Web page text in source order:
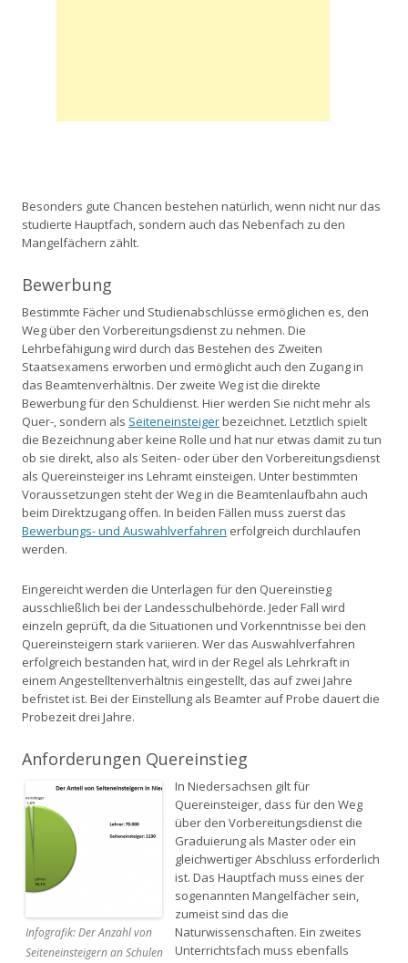
Besonders gute Chancen bestehen natürlich, wenn nicht nur das
studierte Hauptfach, sondern auch das Nebenfach zu den
Mangelfächern zählt.
Bewerbung
Bestimmte Fächer und Studienabschlüsse ermöglichen es, den
Weg über den Vorbereitungsdienst zu nehmen. Die
Lehrbefähigung wird durch das Bestehen des Zweiten
Staatsexamens erworben und ermöglicht auch den Zugang in
das Beamtenverhältnis. Der zweite Weg ist die direkte
Bewerbung für den Schuldienst. Hier werden Sie nicht mehr als
Quer-, sondern als Seiteneinsteigerbezeichnet. Letztlich spielt
die Bezeichnung aber keine Rolle und hat nur etwas damit zu tun
ob sie direkt, also als Seiten- oder über den Vorbereitungsdienst
als Quereinsteiger ins Lehramt einsteigen. Unter bestimmten
Voraussetzungen steht der Weg in die Beamtenlaufbahn auch
beim Direktzugang offen. In beiden Fällen muss zuerst das
Bewerbungs- und Auswahlverfahren erfolgreich durchlaufen
werden.
Eingereicht werden die Unterlagen für den Quereinstieg
ausschließlich bei der Landesschulbehörde. Jeder Fall wird
einzeln geprüft, da die Situationen und Vorkenntnisse bei den
Quereinsteigern stark variieren. Wer das Auswahlverfahren
erfolgreich bestanden hat, wird in der Regel als Lehrkraft in
einem Angestelltenverhältnis eingestellt, das auf zwei Jahre
befristet ist. Bei der Einstellung als Beamter auf Probe dauert die
Probezeit drei Jahre.
Anforderungen Quereinstieg
Infografik: Der Anzahl von
Seiteneinsteigern an Schulen
In Niedersachsen gilt für
Quereinsteiger, dass für den Weg
über den Vorbereitungsdienst die
Graduierung als Master oder ein
gleichwertiger Abschluss erforderlich
ist. Das Hauptfach muss eines der
sogenannten Mangelfächer sein,
zumeist sind das die
Naturwissenschaften. Ein zweites
Unterrichtsfach muss ebenfalls